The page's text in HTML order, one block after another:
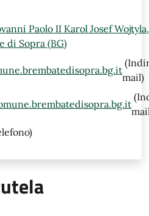
Paolo II Karol Josef
di Sopra (BG)
mail)